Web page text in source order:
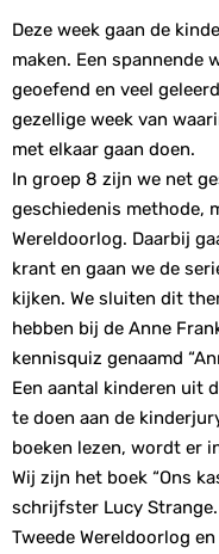
Deze week gaan de
maken. Een spannende
geoefend en veel
gezellige week van
met elkaar gaan doen.
In groep 8 zijn we net
geschiedenis methode,
Wereldoorlog. Daarbij
krant en gaan we de
kijken. We sluiten dit
hebben bij de Anne
kennisquiz genaamd
Een aantal kinderen uit
te doen aan de
boeken lezen, wordt er
Wij zijn het boek “Ons
schrijfster Lucy
Tweede Wereldoorlog